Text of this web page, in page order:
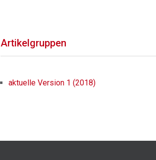
Artikelgruppen
aktuelle Version 1 (2018)